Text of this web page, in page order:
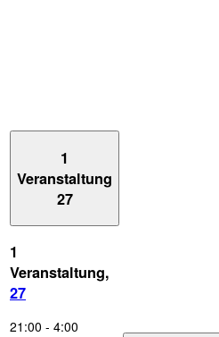
1
Veranstaltung
27
1
Veranstaltung,
27
21:00 - 4:00